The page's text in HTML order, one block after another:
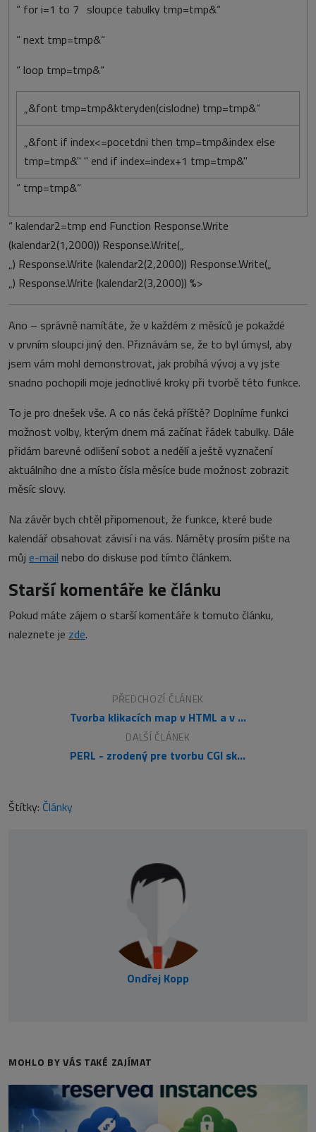
“ for i=1 to 7 ‚ sloupce tabulky tmp=tmp&“
“ next tmp=tmp&“
“ loop tmp=tmp&“
„&font tmp=tmp&kteryden(cislodne) tmp=tmp&“
„&font if index<=pocetdni then tmp=tmp&index else
tmp=tmp&" " end if index=index+1 tmp=tmp&"
“ tmp=tmp&“
“ kalendar2=tmp end Function Response.Write
(kalendar2(1,2000)) Response.Write(„
„) Response.Write (kalendar2(2,2000)) Response.Write(„
„) Response.Write (kalendar2(3,2000)) %>
Ano – správně namítáte, že v každém z měsíců je pokaždé
v prvním sloupci jiný den. Přiznávám se, že to byl úmysl, aby
jsem vám mohl demonstrovat, jak probíhá vývoj a vy jste
snadno pochopili moje jednotlivé kroky při tvorbě této funkce.
To je pro dnešek vše. A co nás čeká příště? Doplníme funkci
možnost volby, kterým dnem má začínat řádek tabulky. Dále
přidám barevné odlišení sobot a nedělí a ještě vyznačení
aktuálního dne a místo čísla měsíce bude možnost zobrazit
měsíc slovy.
Na závěr bych chtěl připomenout, že funkce, které bude
kalendář obsahovat závisí i na vás. Náměty prosím pište na
můj e-mail nebo do diskuse pod tímto článkem.
Starší komentáře ke článku
Pokud máte zájem o starší komentáře k tomuto článku,
naleznete je zde.
PŘEDCHOZÍ ČLÁNEK
Tvorba klikacích map v HTML a v Homesite 4.5
DALŠÍ ČLÁNEK
PERL - zrodený pre tvorbu CGI skriptov
Štítky: Články
Ondřej Kopp
MOHLO BY VÁS TAKÉ ZAJÍMAT